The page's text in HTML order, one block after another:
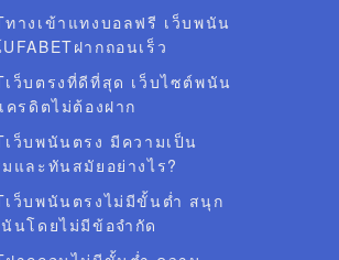
ทางเข้าแทงบอลฟรี เว็บพนัน
ฝากถอนเร็ว
เว็บตรงที่ดีที่สุด เว็บไซต์พนัน
ครดิตไม่ต้องฝาก
เว็บพนันตรง มีความเป็น
และทันสมัยอย่างไร?
เว็บพนันตรงไม่มีขั้นต่ำ สนุก
นโดยไม่มีข้อจำกัด